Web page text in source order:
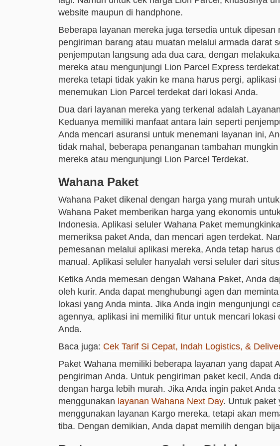
website maupun di handphone.
Beberapa layanan mereka juga tersedia untuk
pengiriman barang atau muatan melalui armada darat
penjemputan langsung ada dua cara, dengan
mereka atau mengunjungi Lion Parcel Express
mereka tetapi tidak yakin ke mana harus pergi,
menemukan Lion Parcel terdekat dari lokasi Anda.
Dua dari layanan mereka yang terkenal adalah
Keduanya memiliki manfaat antara lain seperti
Anda mencari asuransi untuk menemani layanan ini,
tidak mahal, beberapa penanganan tambahan
mereka atau mengunjungi Lion Parcel Terdekat.
Wahana Paket
Wahana Paket dikenal dengan harga yang murah
Wahana Paket memberikan harga yang ekonomis
Indonesia. Aplikasi seluler Wahana Paket
memeriksa paket Anda, dan mencari agen terdekat.
pemesanan melalui aplikasi mereka, Anda tetap harus
manual. Aplikasi seluler hanyalah versi seluler dari
Ketika Anda memesan dengan Wahana Paket, Anda
oleh kurir. Anda dapat menghubungi agen dan
lokasi yang Anda minta. Jika Anda ingin mengunjungi
agennya, aplikasi ini memiliki fitur untuk mencari
Anda.
Baca juga: Cek Tarif Si Cepat, Indah Logistics, &
Paket Wahana memiliki beberapa layanan yang dapat
pengiriman Anda. Untuk pengiriman paket kecil, Anda
dengan harga lebih murah. Jika Anda ingin paket
menggunakan layanan Wahana Next Day. Untuk paket
menggunakan layanan Kargo mereka, tetapi akan
tiba. Dengan demikian, Anda dapat memilih dengan